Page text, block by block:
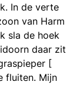
In de verte
van Harm
sla de hoek
daar zit
[
fluiten. Mijn